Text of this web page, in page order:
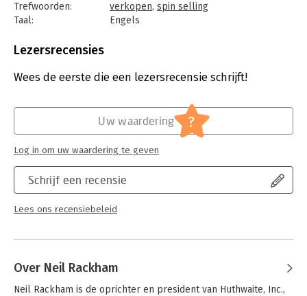
Trefwoorden:
verkopen, spin selling
Taal:
Engels
Aantal pagina's:
Druk:
1
Algemeen management
Lezersrecensies
Wees de eerste die een lezersrecensie schrijft!
Schrijf een recensie
Lees ons recensiebeleid
Uw waardering ?
Log in om uw waardering te geven
Over Neil Rackham
Neil Rackham is de oprichter en president van Huthwaite, Inc.,